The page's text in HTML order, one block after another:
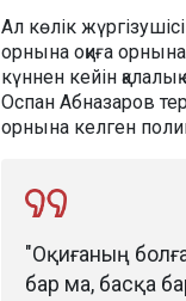
Ал көлік
орнына оқиға
күннен кейін
Оспан Абназаров
орнына келген
"Оқиғаның
бар ма, басқа